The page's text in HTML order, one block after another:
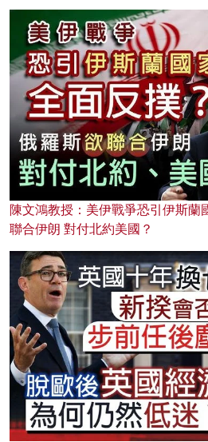
陳文鴻教授：美伊戰爭恐引伊斯蘭
聯合伊朗 對付北約美國？